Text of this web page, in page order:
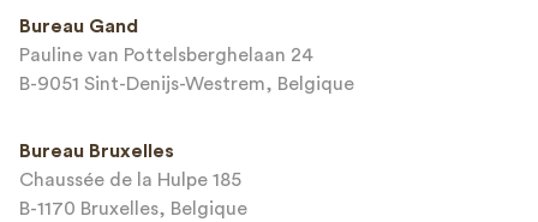
This site is protected by reCAPTCHA and the Google
Bureau Gand
Pauline van Pottelsberghelaan 24
B-9051 Sint-Denijs-Westrem, Belgique
Bureau Bruxelles
Chaussée de la Hulpe 185
B-1170 Bruxelles, Belgique